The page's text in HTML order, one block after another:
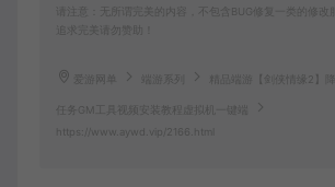
请注意：无所谓完美的内容，不包含BUG修复一类的修改
追求完美请勿赞助！
爱游网单 端游系列 精品端游【剑侠情缘2】
任务GM工具视频安装教程虚拟机一键端
https://www.aywd.vip/2166.html